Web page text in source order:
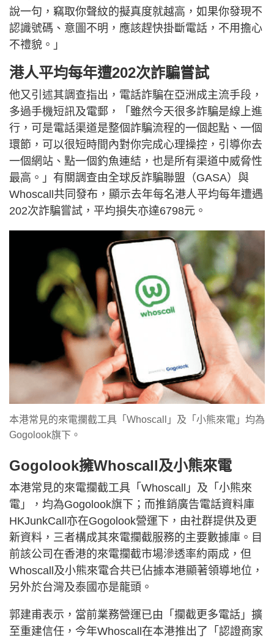
說一句，竊取你聲紋的擬真度就越高，如果你發現不
認識號碼、意圖不明，應該趕快掛斷電話，不用擔心
不禮貌。」
港人平均每年遭202次詐騙嘗試
他又引述其調查指出，電話詐騙在亞洲成主流手段，
多過手機短訊及電郵，「雖然今天很多詐騙是線上進
行，可是電話渠道是整個詐騙流程的一個起點、一個
環節，可以很短時間內對你完成心理操控，引導你去
一個網站、點一個釣魚連結，也是所有渠道中威脅性
最高。」有關調查由全球反詐騙聯盟（GASA）與
Whoscall共同發布，顯示去年每名港人平均每年遭遇
202次詐騙嘗試，平均損失亦達6798元。
本港常見的來電攔截工具「Whoscall」及「小熊來電」均為
Gogolook旗下。
Gogolook擁Whoscall及小熊來電
本港常見的來電攔截工具「Whoscall」及「小熊來
電」，均為Gogolook旗下；而推銷廣告電話資料庫
HKJunkCall亦在Gogolook營運下，由社群提供及更
新資料，三者構成其來電攔截服務的主要數據庫。目
前該公司在香港的來電攔截市場滲透率約兩成，但
Whoscall及小熊來電合共已佔據本港顯著領導地位，
另外於台灣及泰國亦是龍頭。
郭建甫表示，當前業務營運已由「攔截更多電話」擴
至重建信任，今年Whoscall在本港推出了「認證商家